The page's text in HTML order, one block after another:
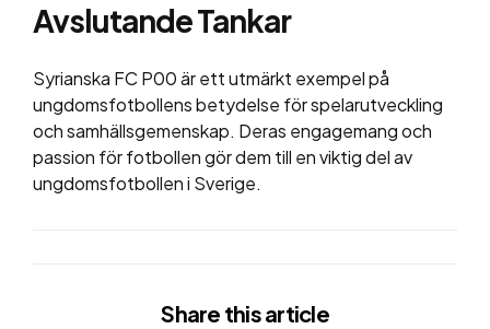
Avslutande Tankar
Syrianska FC P00 är ett utmärkt exempel på
ungdomsfotbollens betydelse för spelarutveckling
och samhällsgemenskap. Deras engagemang och
passion för fotbollen gör dem till en viktig del av
ungdomsfotbollen i Sverige.
Share this article